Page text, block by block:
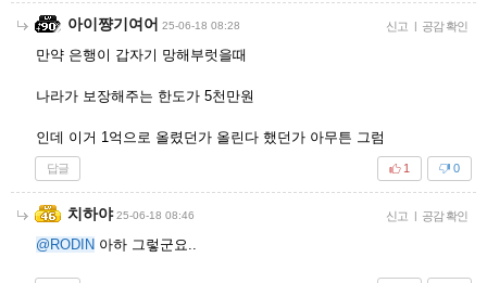
아이쨩기여어 25-06-18 08:28 신고 | 공감 확인
만약 은행이 갑자기 망해부럿을때
나라가 보장해주는 한도가 5천만원
인데 이거 1억으로 올렸던가 올린다 했던가 아무튼 그럼
답글 0
1
치하야 25-06-18 08:46 신고 | 공감 확인
@RODIN 아하 그렇군요..